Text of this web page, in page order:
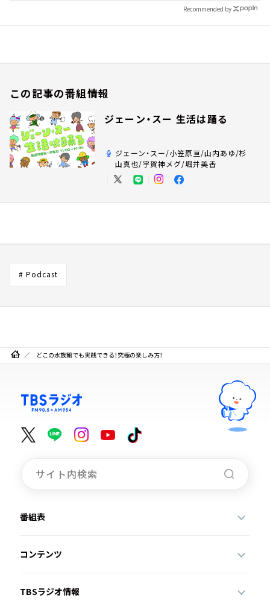
Recommended by
この記事の番組情報
ジェーン・スー 生活は踊る
ジェーン・スー/小笠原亘/山内あゆ/杉
山真也/宇賀神メグ/堀井美香
# Podcast
どこの水族館でも実践できる！究極の楽しみ方！
番組表
コンテンツ
TBSラジオ情報